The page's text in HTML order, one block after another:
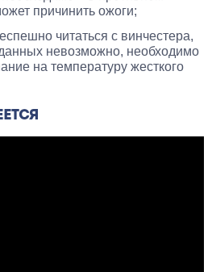
причинить ожоги;
читаться с винчестера,
невозможно, необходимо
на температуру жесткого